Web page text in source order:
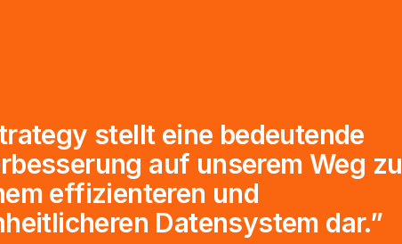
stellt eine bedeutende
auf unserem Weg zu
effizienteren und
Datensystem dar.”